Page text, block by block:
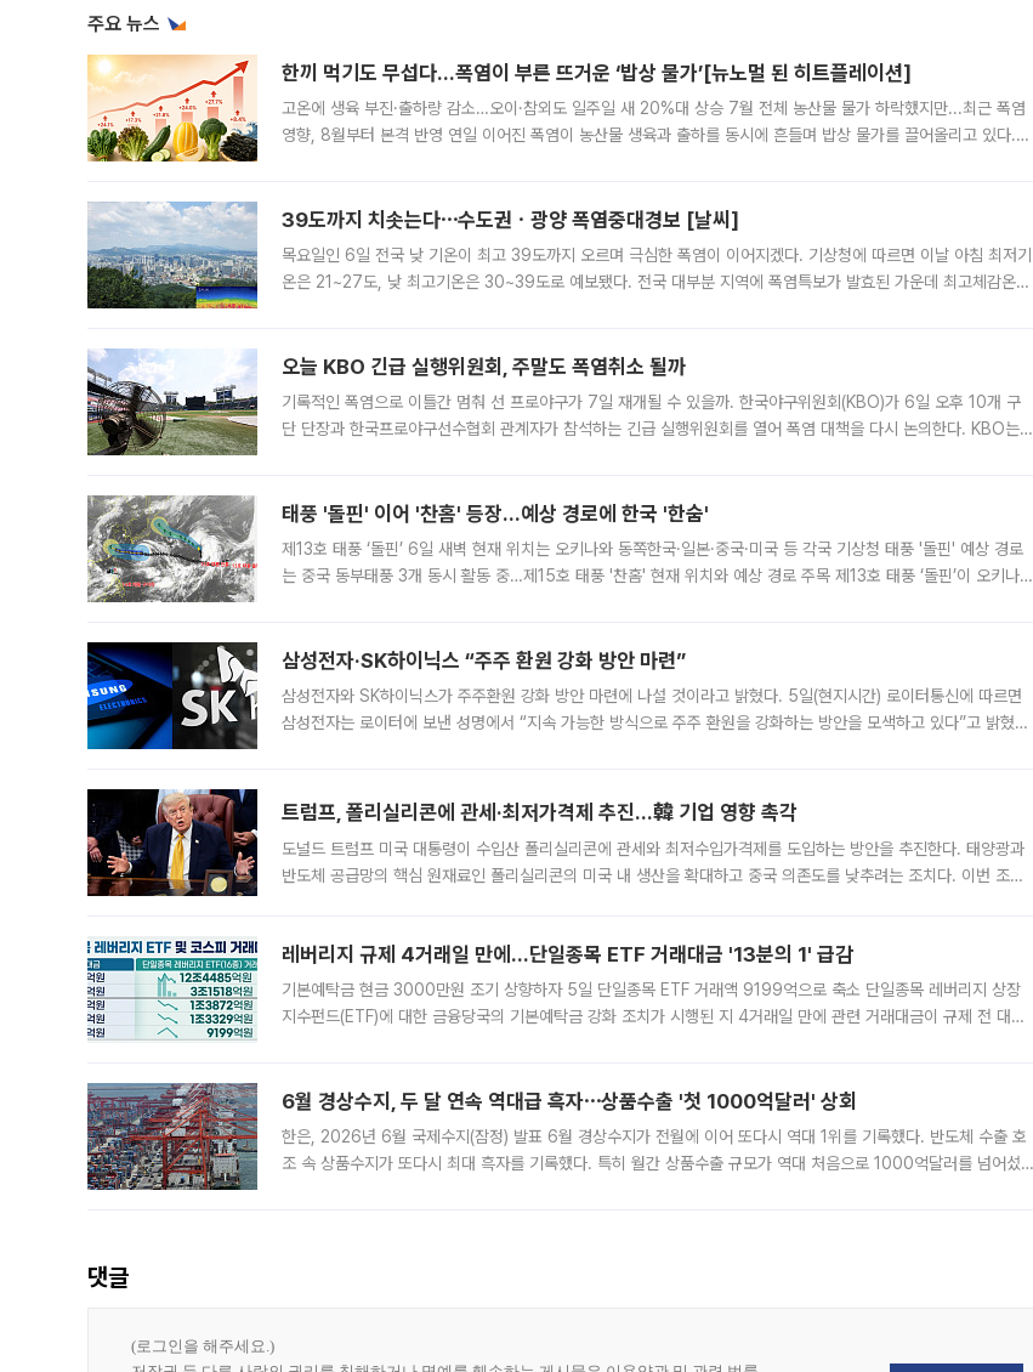
주요 뉴스
한끼 먹기도 무섭다...폭염이 부른 뜨거운 ‘밥상 물가’[뉴노멀 된 히트플레이션]
고온에 생육 부진·출하량 감소…오이·참외도 일주일 새 20%대 상승 7월 전체 농산물 물가 하락했지만...최근 폭염
영향, 8월부터 본격 반영 연일 이어진 폭염이 농산물 생육과 출하를 동시에 흔들며 밥상 물가를 끌어올리고 있다.
39도까지 치솟는다⋯수도권ㆍ광양 폭염중대경보 [날씨]
목요일인 6일 전국 낮 기온이 최고 39도까지 오르며 극심한 폭염이 이어지겠다. 기상청에 따르면 이날 아침 최저기
온은 21~27도, 낮 최고기온은 30~39도로 예보됐다. 전국 대부분 지역에 폭염특보가 발효된 가운데 최고체감온도
오늘 KBO 긴급 실행위원회, 주말도 폭염취소 될까
기록적인 폭염으로 이틀간 멈춰 선 프로야구가 7일 재개될 수 있을까. 한국야구위원회(KBO)가 6일 오후 10개 구
단 단장과 한국프로야구선수협회 관계자가 참석하는 긴급 실행위원회를 열어 폭염 대책을 다시 논의한다. KBO는
태풍 '돌핀' 이어 '찬홈' 등장…예상 경로에 한국 '한숨'
제13호 태풍 ‘돌핀’ 6일 새벽 현재 위치는 오키나와 동쪽한국·일본·중국·미국 등 각국 기상청 태풍 '돌핀' 예상 경로
는 중국 동부태풍 3개 동시 활동 중…제15호 태풍 '찬홈' 현재 위치와 예상 경로 주목 제13호 태풍 ‘돌핀’이 오키나와
삼성전자·SK하이닉스 “주주 환원 강화 방안 마련”
삼성전자와 SK하이닉스가 주주환원 강화 방안 마련에 나설 것이라고 밝혔다. 5일(현지시간) 로이터통신에 따르면
삼성전자는 로이터에 보낸 성명에서 “지속 가능한 방식으로 주주 환원을 강화하는 방안을 모색하고 있다”고 밝혔다.
트럼프, 폴리실리콘에 관세·최저가격제 추진…韓 기업 영향 촉각
도널드 트럼프 미국 대통령이 수입산 폴리실리콘에 관세와 최저수입가격제를 도입하는 방안을 추진한다. 태양광과
반도체 공급망의 핵심 원재료인 폴리실리콘의 미국 내 생산을 확대하고 중국 의존도를 낮추려는 조치다. 이번 조처
레버리지 규제 4거래일 만에…단일종목 ETF 거래대금 '13분의 1' 급감
기본예탁금 현금 3000만원 조기 상향하자 5일 단일종목 ETF 거래액 9199억으로 축소 단일종목 레버리지 상장
지수펀드(ETF)에 대한 금융당국의 기본예탁금 강화 조치가 시행된 지 4거래일 만에 관련 거래대금이 규제 전 대비
6월 경상수지, 두 달 연속 역대급 흑자⋯상품수출 '첫 1000억달러' 상회
한은, 2026년 6월 국제수지(잠정) 발표 6월 경상수지가 전월에 이어 또다시 역대 1위를 기록했다. 반도체 수출 호
조 속 상품수지가 또다시 최대 흑자를 기록했다. 특히 월간 상품수출 규모가 역대 처음으로 1000억달러를 넘어섰
댓글